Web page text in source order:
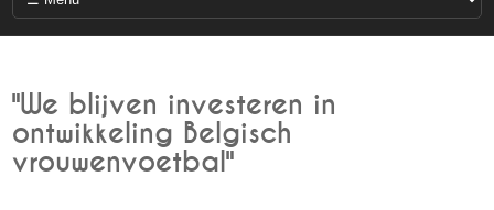
"We blijven investeren in
ontwikkeling Belgisch
vrouwenvoetbal"